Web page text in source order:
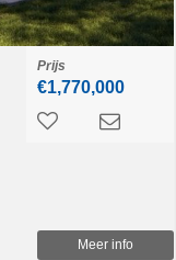
Prijs
€1,770,000
Meer info